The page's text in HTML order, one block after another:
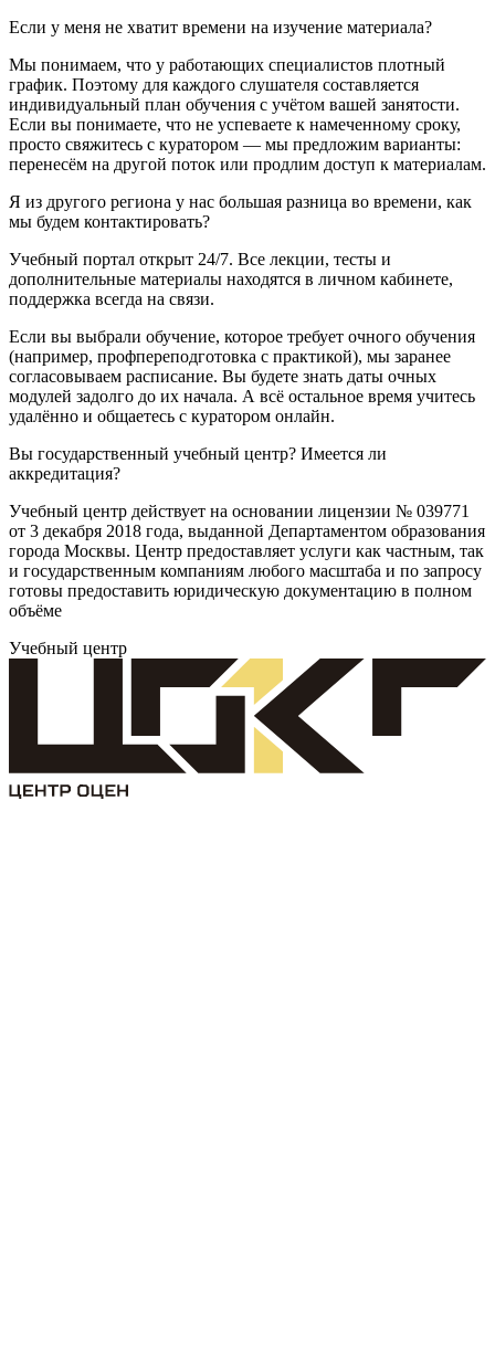
Если у меня не хватит времени на изучение материала?
Мы понимаем, что у работающих специалистов плотный
график. Поэтому для каждого слушателя составляется
индивидуальный план обучения с учётом вашей занятости.
Если вы понимаете, что не успеваете к намеченному сроку,
просто свяжитесь с куратором — мы предложим варианты:
перенесём на другой поток или продлим доступ к материалам.
Я из другого региона у нас большая разница во времени, как
мы будем контактировать?
Учебный портал открыт 24/7. Все лекции, тесты и
дополнительные материалы находятся в личном кабинете,
поддержка всегда на связи.
Если вы выбрали обучение, которое требует очного обучения
(например, профпереподготовка с практикой), мы заранее
согласовываем расписание. Вы будете знать даты очных
модулей задолго до их начала. А всё остальное время учитесь
удалённо и общаетесь с куратором онлайн.
Вы государственный учебный центр? Имеется ли
аккредитация?
Учебный центр действует на основании лицензии № 039771
от 3 декабря 2018 года, выданной Департаментом образования
города Москвы. Центр предоставляет услуги как частным, так
и государственным компаниям любого масштаба и по запросу
готовы предоставить юридическую документацию в полном
объёме
Учебный центр